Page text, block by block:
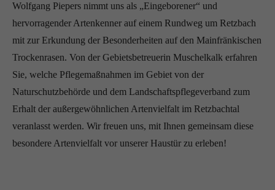
Wolfgang Piepers nimmt uns als „Eingeborener“ und
hervorragender Artenkenner auf einem Rundweg um Retzbach
mit zur Erkundung der Besonderheiten auf den Mainfränkischen
Trockenrasen. Von der Gebietsbetreuerin Muschelkalk erfahren
Sie, welche Pflegemaßnahmen im Gebiet von der
Naturschutzbehörde und dem Landschaftspflegeverband zum
Erhalt der außergewöhnlichen Artenvielfalt im Retzbachtal
veranlasst werden. Wir freuen uns, mit Ihnen gemeinsam diese
besondere Artenvielfalt vor unserer Haustür zu erleben!